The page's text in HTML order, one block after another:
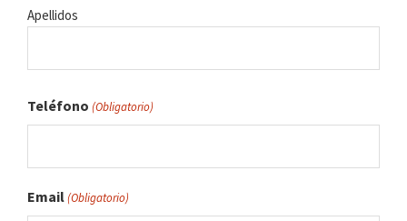
Apellidos
Teléfono (Obligatorio)
Email(Obligatorio)